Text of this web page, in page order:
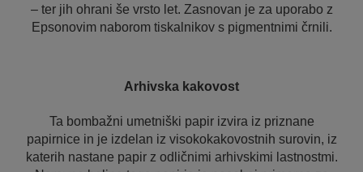
– ter jih ohrani še vrsto let. Zasnovan je za uporabo z
Epsonovim naborom tiskalnikov s pigmentnimi črnili.
Arhivska kakovost
Ta bombažni umetniški papir izvira iz priznane
papirnice in je izdelan iz visokokakovostnih surovin, iz
katerih nastane papir z odličnimi arhivskimi lastnostmi.